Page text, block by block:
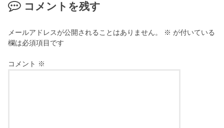
コメントを残す
メールアドレスが公開されることはありません。 ※ が付いている
欄は必須項目です
コメント ※